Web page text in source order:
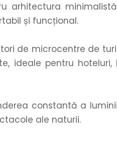
arhitectura
și funcțional.
de microcentre de
ideale pentru hoteluri,
constantă a
ale naturii.